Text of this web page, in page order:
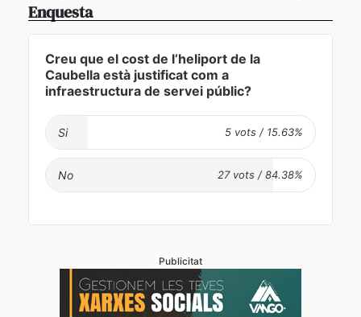
Enquesta
Creu que el cost de l’heliport de la
Caubella està justificat com a
infraestructura de servei públic?
Si
No
Publicitat